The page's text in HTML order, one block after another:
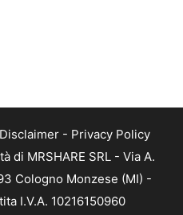
Disclaimer - Privacy Policy
di MRSHARE SRL - Via A.
Cologno Monzese (MI) -
I.V.A. 10216150960